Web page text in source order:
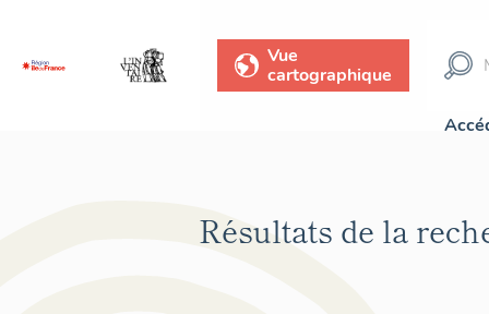
Vue
cartographique
Résultats de la